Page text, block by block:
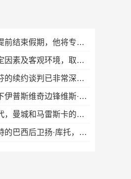
记者：登贝莱已经提前结束假期，他将专注于训练恢复和欧洲超级杯
巴萨官方：因不确定因素及客观环境，取消8月15日的友谊赛
记者：热刺与范德芬的续约谈判已非常深入，德泽尔比发挥关键作用
官方：莱斯特城签下伊普斯维奇边锋维斯·伯恩斯，签约3年
迪马：后罗德里时代，曼城和马雷斯卡的中场梦想人选已确定为恩佐
官方：科莫租借多特的巴西后卫扬·库托，租期一个赛季